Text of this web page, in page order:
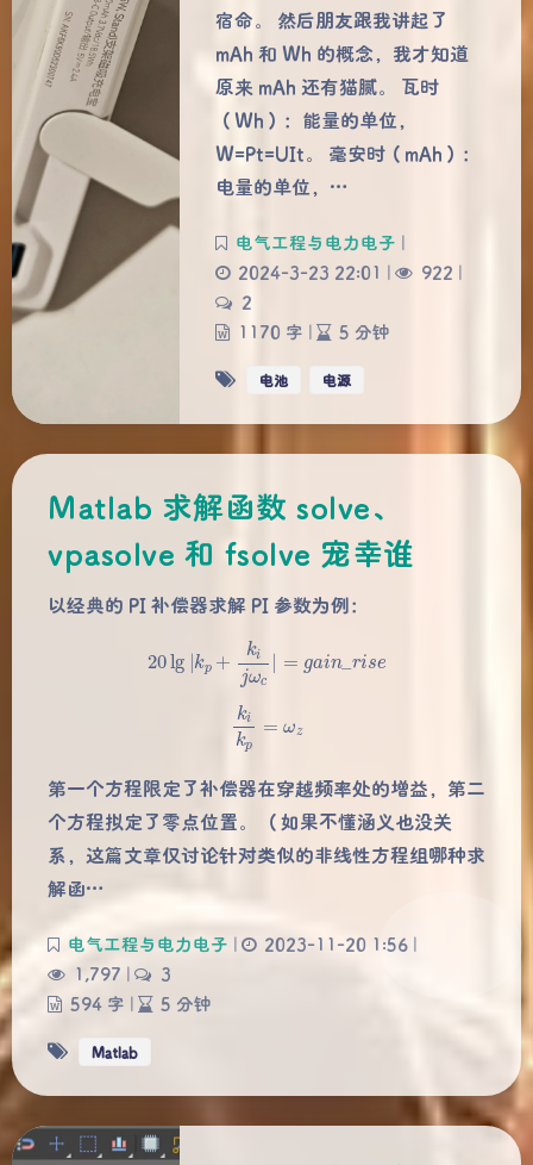
宿命。 然后朋友跟我讲起了
mAh 和 Wh 的概念，我才知道
原来 mAh 还有猫腻。 瓦时
（Wh）：能量的单位，
W=Pt=UIt。 毫安时（mAh）：
电量的单位，…
电气工程与电力电子 |
2024-3-23 22:01 | 922 |
2
1170 字 | 5 分钟
电池 电源
Matlab 求解函数 solve、
vpasolve 和 fsolve 宠幸谁
以经典的 PI 补偿器求解 PI 参数为例：
ij
kik
第一个方程限定了补偿器在穿越频率处的增益，第二
个方程拟定了零点位置。 （如果不懂涵义也没关
系，这篇文章仅讨论针对类似的非线性方程组哪种求
解函…
电气工程与电力电子 | 2023-11-20 1:56 |
1,797 |
3
594 字 | 5 分钟
Matlab